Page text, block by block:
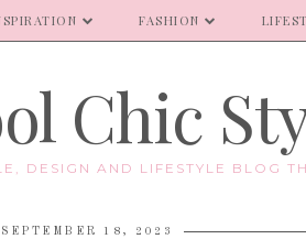
FASHION
Chic
DESIGN AND LIFESTYLE BLOG
SEPTEMBER 18, 2023